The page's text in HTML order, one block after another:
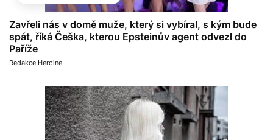
Zavřeli nás v domě muže, který si vybíral, s kým bude
spát, říká Češka, kterou Epsteinův agent odvezl do
Paříže
Redakce Heroine